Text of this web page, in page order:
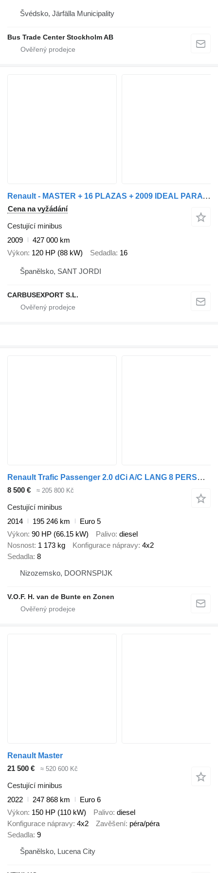
Švédsko, Järfälla Municipality
Bus Trade Center Stockholm AB
Renault - MASTER + 16 PLAZAS + 2009 IDEAL PARA MOTORHOME
Cena na vyžádání
Cestující minibus
2009
427 000 km
Výkon 120 HP (88 kW) Sedadla 16
Španělsko, SANT JORDI
CARBUSEXPORT S.L.
Renault Trafic Passenger 2.0 dCi A/C LANG 8 PERSOONS
8 500 € ≈ 205 800 Kč
Cestující minibus
2014
195 246 km
Euro 5
Výkon 90 HP (66.15 kW) Palivo diesel
Nosnost 1 173 kg Konfigurace nápravy 4x2
Sedadla 8
Nizozemsko, DOORNSPIJK
V.O.F. H. van de Bunte en Zonen
Renault Master
21 500 €
≈ 520 600 Kč
Cestující minibus
2022
247 868 km
Euro 6
Výkon 150 HP (110 kW) Palivo diesel
Konfigurace nápravy 4x2 Zavěšení péra/péra
Sedadla 9
Španělsko, Lucena City